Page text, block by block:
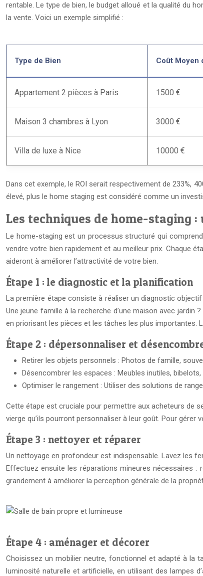
rentable. Le type de bien, le budget alloué et la qualité du
la vente. Voici un exemple simplifié :
Type de Bien Coût Moyen
Appartement 2 pièces à Paris 1500 €
Maison 3 chambres à Lyon 3000 €
Villa de luxe à Nice 10000 €
Dans cet exemple, le ROI serait respectivement de 233%,
élevé, plus le home staging est considéré comme un
Les techniques de home-staging
Le home-staging est un processus structuré qui
vendre votre bien rapidement et au meilleur prix. Chaque
aideront à améliorer l’attractivité de votre bien.
Étape 1 : le diagnostic et la planification
La première étape consiste à réaliser un diagnostic
Une jeune famille à la recherche d’une maison avec jardin
en priorisant les pièces et les tâches les plus importantes.
Étape 2 : dépersonnaliser et
Retirer les objets personnels : Photos de famille,
Désencombrer les espaces : Meubles inutiles,
Optimiser le rangement : Utiliser des solutions de
Cette étape est cruciale pour permettre aux acheteurs de
vierge qu’ils pourront personnaliser à leur goût. Pour
Étape 3 : nettoyer et réparer
Un nettoyage en profondeur est indispensable. Lavez les
Effectuez ensuite les réparations mineures nécessaires
grandement à améliorer la perception générale de la
Étape 4 : aménager et décorer
Choisissez un mobilier neutre, fonctionnel et adapté à la
luminosité naturelle et artificielle, en utilisant des lampes